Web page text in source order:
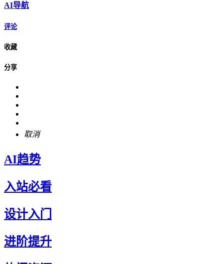
AI导航
评论
收藏
分享
取消
AI趋势
入站必看
设计入门
进阶提升